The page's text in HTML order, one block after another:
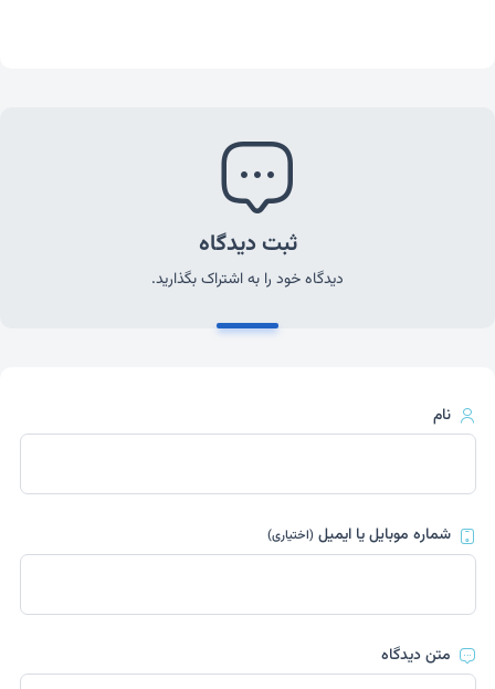
ثبت دیدگاه
دیدگاه خود را به اشتراک بگذارید.
نام
شماره موبایل یا ایمیل(اختیاری)
متن دیدگاه